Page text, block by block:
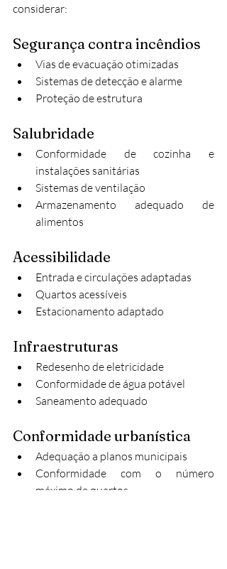
considerar:
Segurança contra incêndios
Vias de evacuação otimizadas
Sistemas de detecção e alarme
Proteção de estrutura
Salubridade
Conformidade de cozinha e
instalações sanitárias
Sistemas de ventilação
Armazenamento adequado de
alimentos
Acessibilidade
Entrada e circulações adaptadas
Quartos acessíveis
Estacionamento adaptado
Infraestruturas
Redesenho de eletricidade
Conformidade de água potável
Saneamento adequado
Conformidade urbanística
Adequação a planos municipais
Conformidade com o número
máximo de quartos